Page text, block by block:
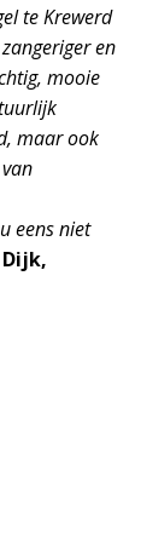
te Krewerd
en
mooie
maar ook
eens niet